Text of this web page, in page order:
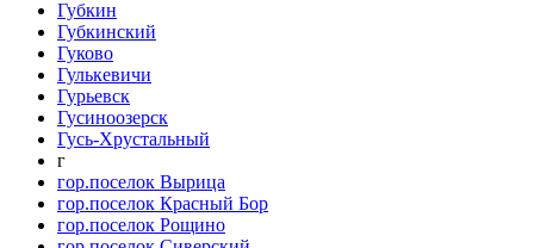
Губкин
Губкинский
Гуково
Гулькевичи
Гурьевск
Гусиноозерск
Гусь-Хрустальный
г
гор.поселок Вырица
гор.поселок Красный Бор
гор.поселок Рощино